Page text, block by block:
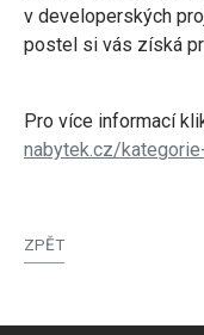
v developerských
postel si vás získá
Pro více informací
nabytek.cz/
ZPĚT